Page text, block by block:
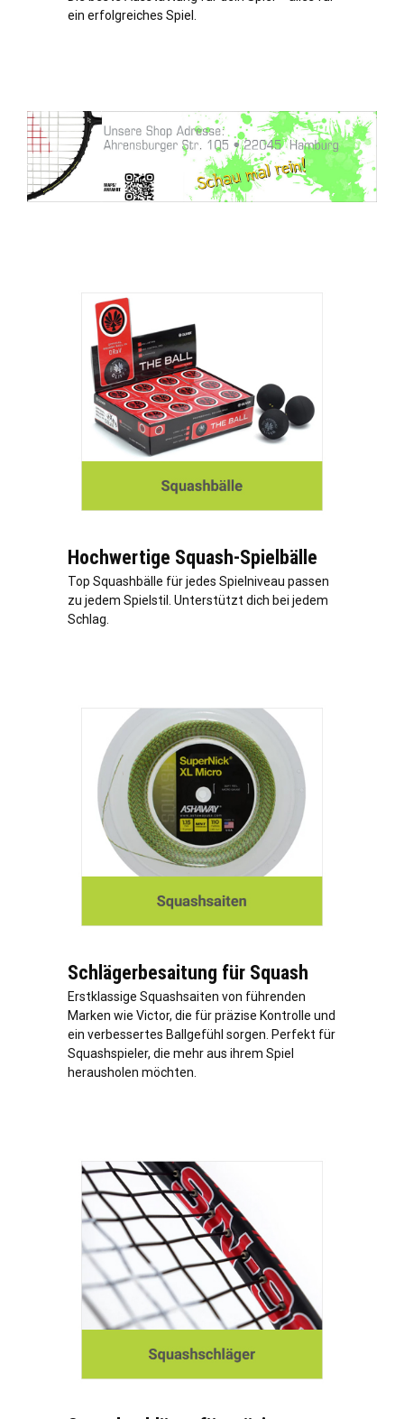
ein erfolgreiches Spiel.
Hochwertige Squash-Spielbälle
Top Squashbälle für jedes Spielniveau passen
zu jedem Spielstil. Unterstützt dich bei jedem
Schlag.
Schlägerbesaitung für Squash
Erstklassige Squashsaiten von führenden
Marken wie Victor, die für präzise Kontrolle und
ein verbessertes Ballgefühl sorgen. Perfekt für
Squashspieler, die mehr aus ihrem Spiel
herausholen möchten.